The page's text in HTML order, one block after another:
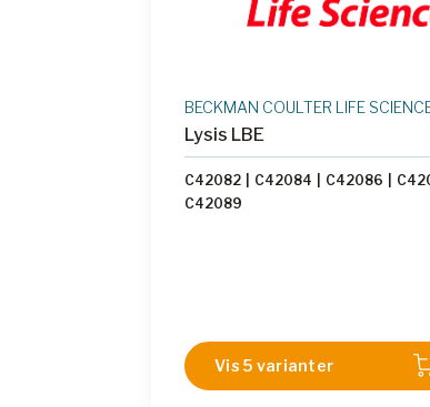
BECKMAN COULTER LIFE
Lysis LBE
C42082 C42084 C42086
C42089
Vis 5 varianter